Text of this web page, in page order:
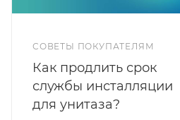
СОВЕТЫ ПОКУПАТЕЛЯМ
Как продлить срок
службы инсталляции
для унитаза?